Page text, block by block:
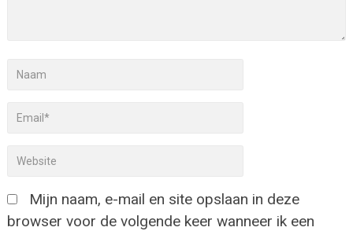
Mijn naam, e-mail en site opslaan in deze
browser voor de volgende keer wanneer ik een